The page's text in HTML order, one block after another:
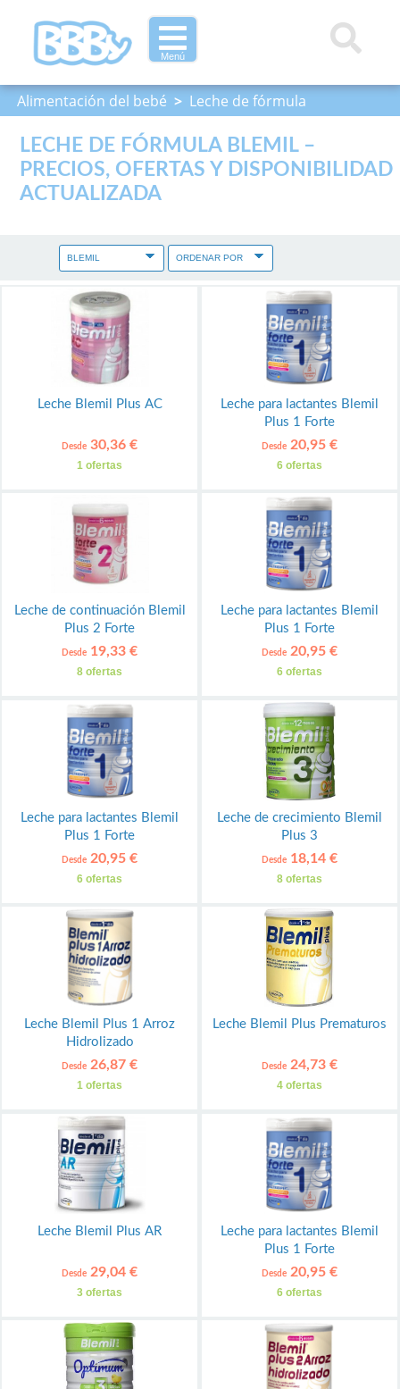
Menú
Alimentación del bebé > Leche de fórmula
LECHE DE FÓRMULA BLEMIL –
PRECIOS, OFERTAS Y DISPONIBILIDAD
ACTUALIZADA
Leche Blemil Plus AC
Desde 30,36 €
1 ofertas
Leche para lactantes Blemil
Plus 1 Forte
Desde20,95 €
6 ofertas
Leche de continuación Blemil
Plus 2 Forte
Desde 19,33 €
8 ofertas
Leche para lactantes Blemil
Plus 1 Forte
Desde20,95 €
6 ofertas
Leche para lactantes Blemil
Plus 1 Forte
Desde 20,95 €
6 ofertas
Leche de crecimiento Blemil
Plus 3
Desde18,14 €
8 ofertas
Leche Blemil Plus 1 Arroz
Hidrolizado
Desde 26,87 €
1 ofertas
Leche Blemil Plus Prematuros
Desde24,73 €
4 ofertas
Leche Blemil Plus AR
Desde 29,04 €
3 ofertas
Leche para lactantes Blemil
Plus 1 Forte
Desde20,95 €
6 ofertas